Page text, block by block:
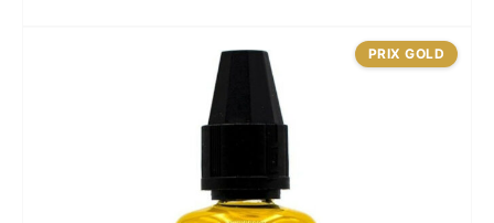
PRIX GOLD